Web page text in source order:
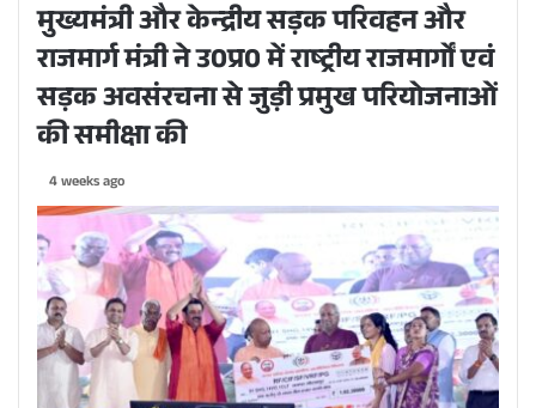
मुख्यमंत्री और केन्द्रीय सड़क परिवहन और
राजमार्ग मंत्री ने उ0प्र0 में राष्ट्रीय राजमार्गों एवं
सड़क अवसंरचना से जुड़ी प्रमुख परियोजनाओं
की समीक्षा की
4 weeks ago